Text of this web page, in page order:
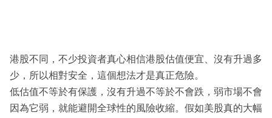
港股不同，不少投資者真心相信港股估值便宜、沒有升過多
少，所以相對安全，這個想法才是真正危險。
低估值不等於有保護，沒有升過不等於不會跌，弱市場不會
因為它弱，就能避開全球性的風險收縮。假如美股真的大幅